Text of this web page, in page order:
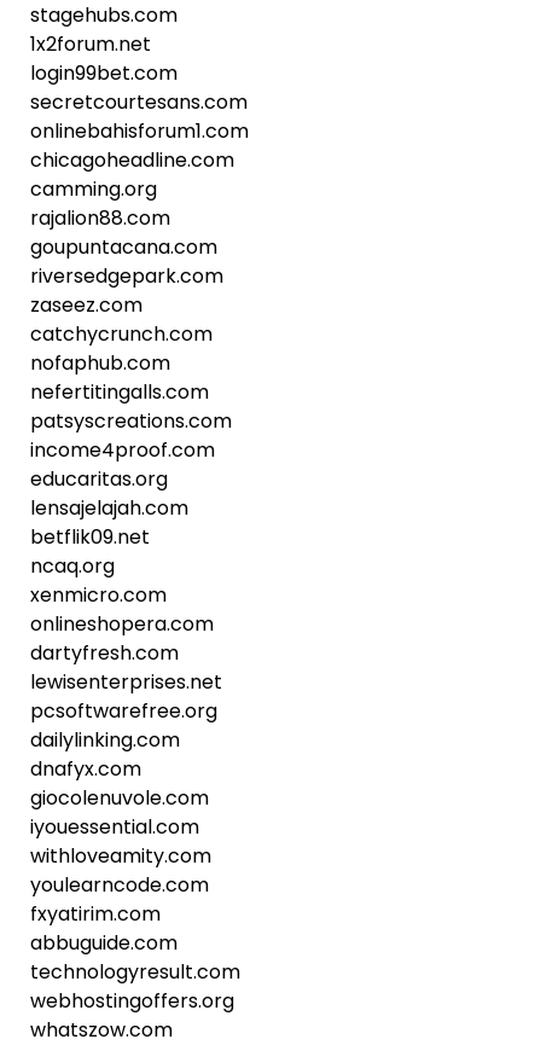
stagehubs.com
1x2forum.net
login99bet.com
secretcourtesans.com
onlinebahisforum1.com
chicagoheadline.com
camming.org
rajalion88.com
goupuntacana.com
riversedgepark.com
zaseez.com
catchycrunch.com
nofaphub.com
nefertitingalls.com
patsyscreations.com
income4proof.com
educaritas.org
lensajelajah.com
betflik09.net
ncaq.org
xenmicro.com
onlineshopera.com
dartyfresh.com
lewisenterprises.net
pcsoftwarefree.org
dailylinking.com
dnafyx.com
giocolenuvole.com
iyouessential.com
withloveamity.com
youlearncode.com
fxyatirim.com
abbuguide.com
technologyresult.com
webhostingoffers.org
whatszow.com